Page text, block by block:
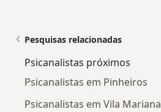
Pesquisas relacionadas
Psicanalistas próximos
Psicanalistas em Pinheiros
Psicanalistas em Vila Mariana